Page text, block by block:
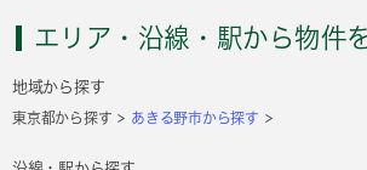
エリア・沿線・駅から物件
地域から探す
東京都から探す あきる野市から探す